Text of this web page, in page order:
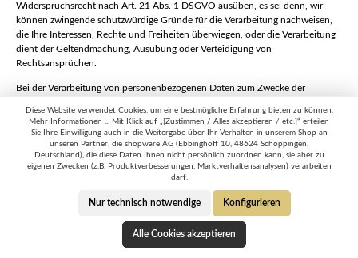
Widerspruchsrecht nach Art. 21 Abs. 1 DSGVO ausüben, es sei denn, wir
können zwingende schutzwürdige Gründe für die Verarbeitung nachweisen,
die Ihre Interessen, Rechte und Freiheiten überwiegen, oder die Verarbeitung
dient der Geltendmachung, Ausübung oder Verteidigung von
Rechtsansprüchen.
Bei der Verarbeitung von personenbezogenen Daten zum Zwecke der
Daten so lange gespeichert, bis Sie Ihr Widerspruchsrecht nach Art. 21 Abs. 2
DSGVO ausüben.
Sofern sich aus den sonstigen Informationen dieser Erklärung über spezifische
Verarbeitungssituationen nichts anderes ergibt, werden gespeicherte
für die sie erhoben oder auf sonstige Weise verarbeitet wurden, nicht mehr
Diese Website verwendet Cookies, um eine bestmögliche Erfahrung bieten zu können.
Mehr Informationen ...
Mit Klick auf „[Zustimmen / Alles akzeptieren / etc.]“ erteilen
Sie Ihre Einwilligung auch in die Weitergabe über Ihr Verhalten in unserem Shop an
unseren Partner, die shopware AG (Ebbinghoff 10, 48624 Schöppingen,
Deutschland), die diese Daten Ihnen nicht persönlich zuordnen kann, sie aber zu
eigenen Zwecken (z.B. Produktverbesserungen, Marktverhaltensanalysen) verarbeiten
darf.
Nur technisch notwendige Konfigurieren
Alle Cookies akzeptieren